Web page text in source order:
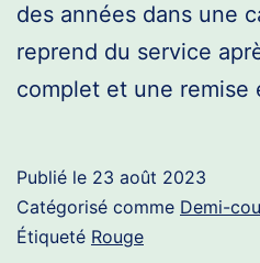
des années dans une
reprend du service
complet et une remise
Publié le 23 août 2023
Catégorisé comme Demi-
Étiqueté Rouge